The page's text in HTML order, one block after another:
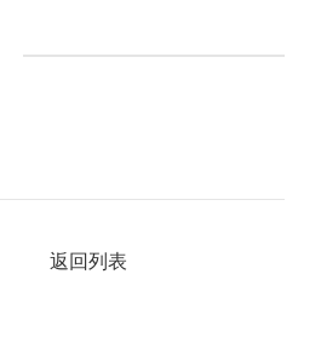
返回列表